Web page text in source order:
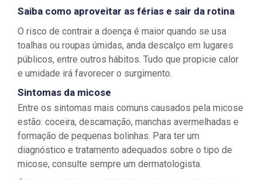
Saiba como aproveitar as férias e sair da rotina
O risco de contrair a doença é maior quando se usa
toalhas ou roupas úmidas, anda descalço em lugares
públicos, entre outros hábitos. Tudo que propicie calor
e umidade irá favorecer o surgimento.
Sintomas da micose
Entre os sintomas mais comuns causados pela micose
estão: coceira, descamação, manchas avermelhadas e
formação de pequenas bolinhas. Para ter um
diagnóstico e tratamento adequados sobre o tipo de
micose, consulte sempre um dermatologista.